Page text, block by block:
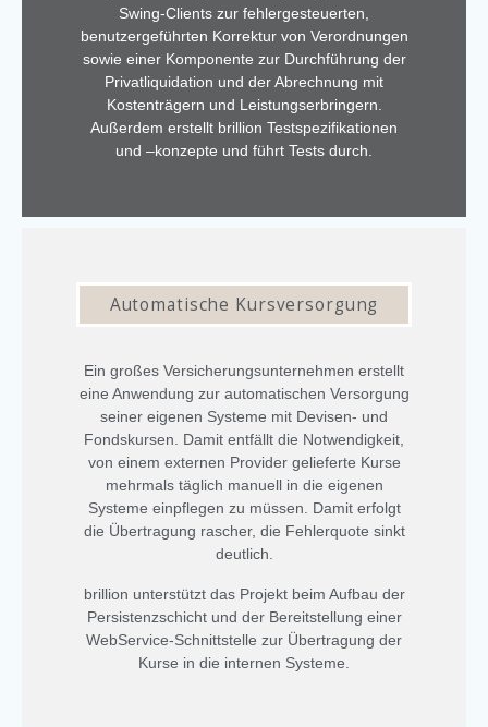
Swing-Clients zur fehlergesteuerten,
benutzergeführten Korrektur von Verordnungen
sowie einer Komponente zur Durchführung der
Privatliquidation und der Abrechnung mit
Kostenträgern und Leistungserbringern.
Außerdem erstellt brillion Testspezifikationen
und –konzepte und führt Tests durch.
Automatische Kursversorgung
Ein großes Versicherungsunternehmen erstellt
eine Anwendung zur automatischen Versorgung
seiner eigenen Systeme mit Devisen- und
Fondskursen. Damit entfällt die Notwendigkeit,
von einem externen Provider gelieferte Kurse
mehrmals täglich manuell in die eigenen
Systeme einpflegen zu müssen. Damit erfolgt
die Übertragung rascher, die Fehlerquote sinkt
deutlich.
brillion unterstützt das Projekt beim Aufbau der
Persistenzschicht und der Bereitstellung einer
WebService-Schnittstelle zur Übertragung der
Kurse in die internen Systeme.